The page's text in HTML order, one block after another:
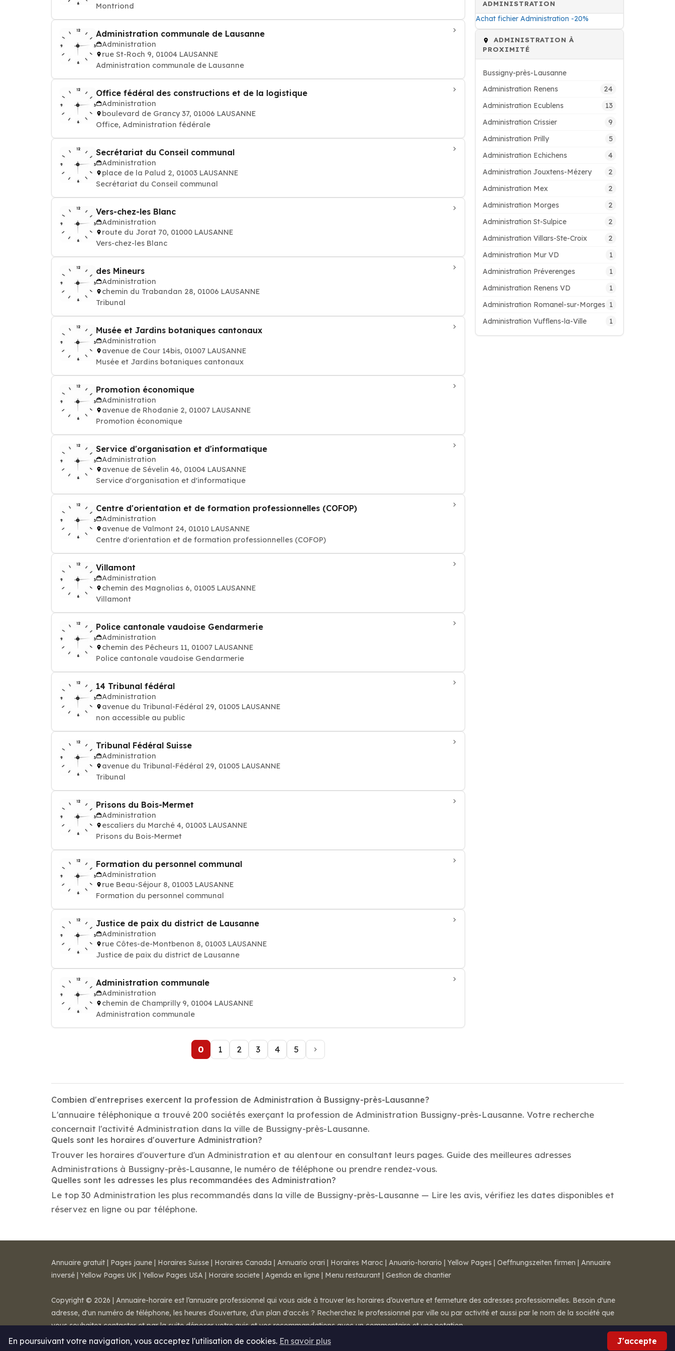
Montriond
Administration communale de Lausanne
Administration
rue St-Roch 9, 01004 LAUSANNE
Administration communale de Lausanne
Office fédéral des constructions et de la logistique
Administration
boulevard de Grancy 37, 01006 LAUSANNE
Office, Administration fédérale
Secrétariat du Conseil communal
Administration
place de la Palud 2, 01003 LAUSANNE
Secrétariat du Conseil communal
Vers-chez-les Blanc
Administration
route du Jorat 70, 01000 LAUSANNE
Vers-chez-les Blanc
des Mineurs
Administration
chemin du Trabandan 28, 01006 LAUSANNE
Tribunal
Musée et Jardins botaniques cantonaux
Administration
avenue de Cour 14bis, 01007 LAUSANNE
Musée et Jardins botaniques cantonaux
Promotion économique
Administration
avenue de Rhodanie 2, 01007 LAUSANNE
Promotion économique
Service d'organisation et d'informatique
Administration
avenue de Sévelin 46, 01004 LAUSANNE
Service d'organisation et d'informatique
Centre d'orientation et de formation professionnelles (COFOP)
Administration
avenue de Valmont 24, 01010 LAUSANNE
Centre d'orientation et de formation professionnelles (COFOP)
Villamont
Administration
chemin des Magnolias 6, 01005 LAUSANNE
Villamont
Police cantonale vaudoise Gendarmerie
Administration
chemin des Pêcheurs 11, 01007 LAUSANNE
Police cantonale vaudoise Gendarmerie
14 Tribunal fédéral
Administration
avenue du Tribunal-Fédéral 29, 01005 LAUSANNE
non accessible au public
Tribunal Fédéral Suisse
Administration
avenue du Tribunal-Fédéral 29, 01005 LAUSANNE
Tribunal
Prisons du Bois-Mermet
Administration
escaliers du Marché 4, 01003 LAUSANNE
Prisons du Bois-Mermet
Formation du personnel communal
Administration
rue Beau-Séjour 8, 01003 LAUSANNE
Formation du personnel communal
Justice de paix du district de Lausanne
Administration
rue Côtes-de-Montbenon 8, 01003 LAUSANNE
Justice de paix du district de Lausanne
Administration communale
Administration
chemin de Champrilly 9, 01004 LAUSANNE
Administration communale
0 1 2 3 4 5
ADMINISTRATION
Achat fichier Administration -20%
ADMINISTRATION À
PROXIMITÉ
Bussigny-près-Lausanne
Administration Renens
24
Administration Ecublens 13
Administration Crissier 9
Administration Prilly 5
Administration Echichens 4
Administration Jouxtens-Mézery 2
Administration Mex 2
Administration Morges 2
Administration St-Sulpice 2
Administration Villars-Ste-Croix 2
Administration Mur VD 1
Administration Préverenges 1
Administration Renens VD 1
Administration Romanel-sur-Morges 1
Administration Vufflens-la-Ville 1
Combien d'entreprises exercent la profession de Administration à Bussigny-près-Lausanne?
L'annuaire téléphonique a trouvé 200 sociétés exerçant la profession de Administration Bussigny-près-Lausanne. Votre recherche
concernait l'activité Administration dans la ville de Bussigny-près-Lausanne.
Quels sont les horaires d'ouverture Administration?
Trouver les horaires d'ouverture d'un Administration et au alentour en consultant leurs pages. Guide des meilleures adresses
Administrations à Bussigny-près-Lausanne, le numéro de téléphone ou prendre rendez-vous.
Quelles sont les adresses les plus recommandées des Administration?
Le top 30 Administration les plus recommandés dans la ville de Bussigny-près-Lausanne — Lire les avis, vérifiez les dates disponibles et
réservez en ligne ou par téléphone.
En poursuivant votre navigation, vous acceptez l'utilisation de cookies. En savoir plus J'accepte
Annuaire gratuit | Pages jaune | Horaires Suisse | Horaires Canada | Annuario orari | Horaires Maroc | Anuario-horario | Yellow Pages | Oeffnungszeiten firmen | Annuaire
inversé | Yellow Pages UK | Yellow Pages USA | Horaire societe | Agenda en ligne | Menu restaurant | Gestion de chantier
Copyright © 2026 | Annuaire-horaire est l’annuaire professionnel qui vous aide à trouver les horaires d’ouverture et fermeture des adresses professionnelles. Besoin d'une
adresse, d'un numéro de téléphone, les heures d’ouverture, d’un plan d'accès ? Recherchez le professionnel par ville ou par activité et aussi par le nom de la société que
vous souhaitez contacter et par la suite déposer votre avis et vos recommandations avec un commentaire et une notation.
Mentions légales-Conditions de ventes- Contact